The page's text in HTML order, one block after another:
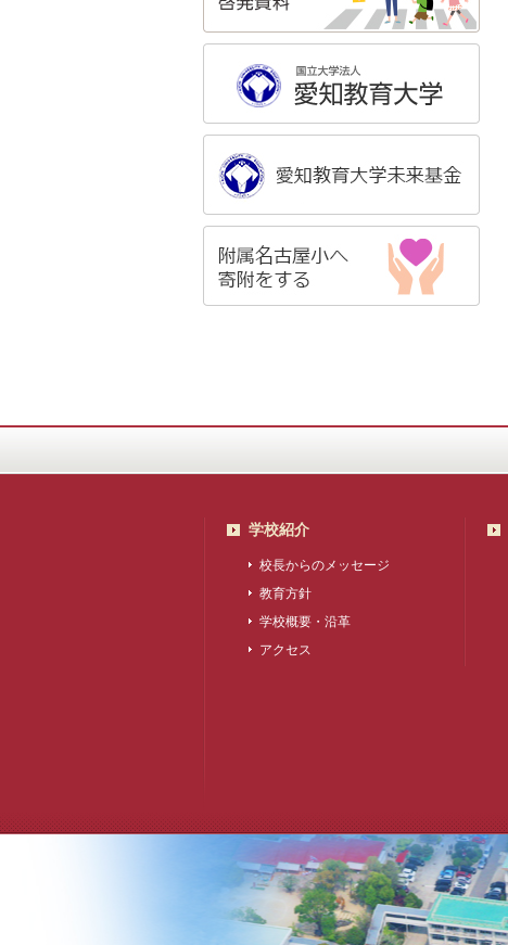
学校紹介
校長からのメッセージ
教育方針
学校概要・沿革
アクセス